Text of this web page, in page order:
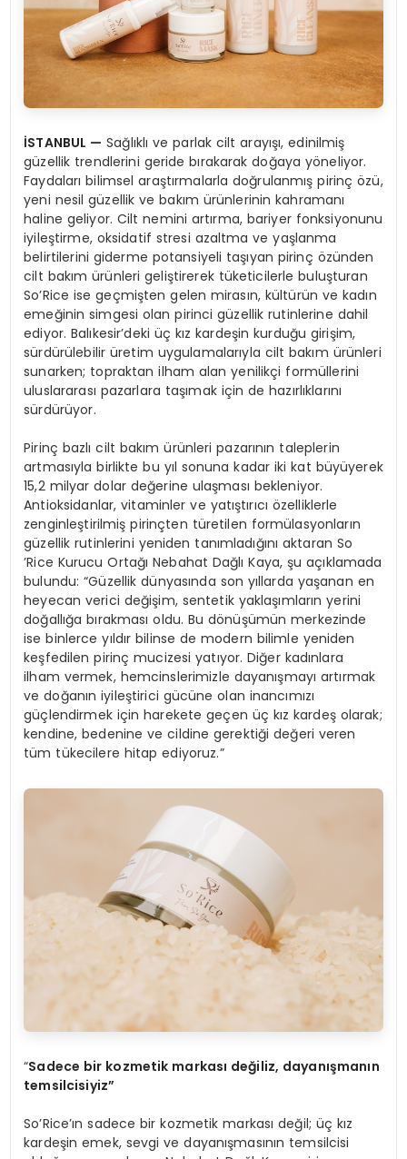
İSTANBUL — Sağlıklı ve parlak cilt arayışı, edinilmiş
güzellik trendlerini geride bırakarak doğaya yöneliyor.
Faydaları bilimsel araştırmalarla doğrulanmış pirinç özü,
yeni nesil güzellik ve bakım ürünlerinin kahramanı
haline geliyor. Cilt nemini artırma, bariyer fonksiyonunu
iyileştirme, oksidatif stresi azaltma ve yaşlanma
belirtilerini giderme potansiyeli taşıyan pirinç özünden
cilt bakım ürünleri geliştirerek tüketicilerle buluşturan
So’Rice ise geçmişten gelen mirasın, kültürün ve kadın
emeğinin simgesi olan pirinci güzellik rutinlerine dahil
ediyor. Balıkesir’deki üç kız kardeşin kurduğu girişim,
sürdürülebilir üretim uygulamalarıyla cilt bakım ürünleri
sunarken; topraktan ilham alan yenilikçi formüllerini
uluslararası pazarlara taşımak için de hazırlıklarını
sürdürüyor.
Pirinç bazlı cilt bakım ürünleri pazarının taleplerin
artmasıyla birlikte bu yıl sonuna kadar iki kat büyüyerek
15,2 milyar dolar değerine ulaşması bekleniyor.
Antioksidanlar, vitaminler ve yatıştırıcı özelliklerle
zenginleştirilmiş pirinçten türetilen formülasyonların
güzellik rutinlerini yeniden tanımladığını aktaran So
’Rice Kurucu Ortağı Nebahat Dağlı Kaya, şu açıklamada
bulundu: “Güzellik dünyasında son yıllarda yaşanan en
heyecan verici değişim, sentetik yaklaşımların yerini
doğallığa bırakması oldu. Bu dönüşümün merkezinde
ise binlerce yıldır bilinse de modern bilimle yeniden
keşfedilen pirinç mucizesi yatıyor. Diğer kadınlara
ilham vermek, hemcinslerimizle dayanışmayı artırmak
ve doğanın iyileştirici gücüne olan inancımızı
güçlendirmek için harekete geçen üç kız kardeş olarak;
kendine, bedenine ve cildine gerektiği değeri veren
tüm tükecilere hitap ediyoruz.”
“Sadece bir kozmetik markası değiliz, dayanışmanın
temsilcisiyiz”
So’Rice’ın sadece bir kozmetik markası değil; üç kız
kardeşin emek, sevgi ve dayanışmasının temsilcisi